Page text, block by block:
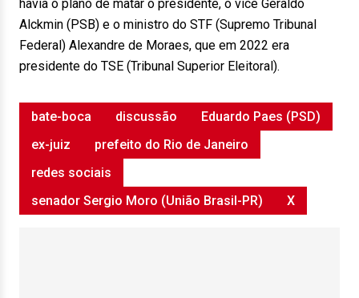
havia o plano de matar o presidente, o vice Geraldo
Alckmin (PSB) e o ministro do STF (Supremo Tribunal
Federal) Alexandre de Moraes, que em 2022 era
presidente do TSE (Tribunal Superior Eleitoral).
bate-boca discussão
Eduardo Paes (PSD)
ex-juiz
prefeito do Rio de Janeiro
redes sociais
senador Sergio Moro (União Brasil-PR)
X